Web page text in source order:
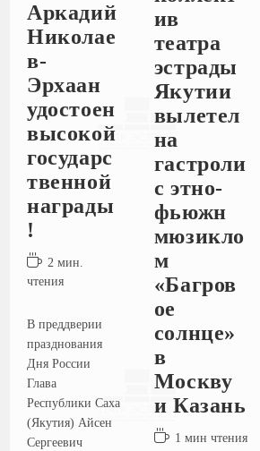
Аркадий
Николае
в-
Эрхаан
удостоен
высокой
государс
твенной
награды
!
2 мин.
чтения
В преддверии
празднования
Дня России
Глава
Республики Саха
(Якутия) Айсен
Сергеевич
ив
театра
эстрады
Якутии
вылетел
на
гастроли
с этно-
фьюжн
мюзикло
м
«Багров
ое
солнце»
в
Москву
и Казань
1 мин чтения